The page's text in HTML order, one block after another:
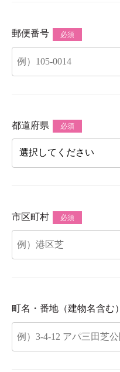
郵便番号 必須
都道府県 必須
市区町村 必須
町名・番地（建物名含む）